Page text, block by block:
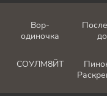
Вор-
одиночка
СОУЛМ8ЙТ